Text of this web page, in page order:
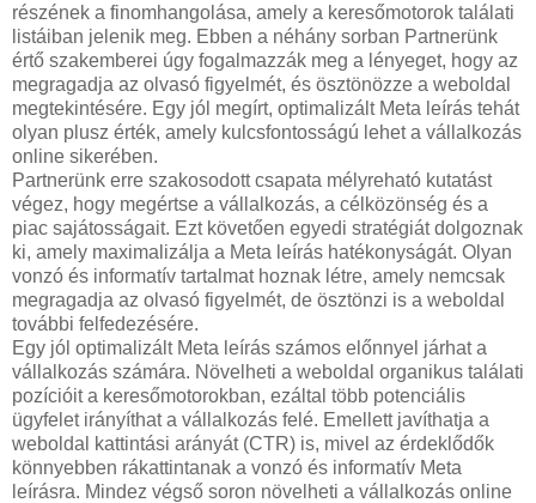
részének a finomhangolása, amely a keresőmotorok találati
listáiban jelenik meg. Ebben a néhány sorban Partnerünk
értő szakemberei úgy fogalmazzák meg a lényeget, hogy az
megragadja az olvasó figyelmét, és ösztönözze a weboldal
megtekintésére. Egy jól megírt, optimalizált Meta leírás tehát
olyan plusz érték, amely kulcsfontosságú lehet a vállalkozás
online sikerében.
Partnerünk erre szakosodott csapata mélyreható kutatást
végez, hogy megértse a vállalkozás, a célközönség és a
piac sajátosságait. Ezt követően egyedi stratégiát dolgoznak
ki, amely maximalizálja a Meta leírás hatékonyságát. Olyan
vonzó és informatív tartalmat hoznak létre, amely nemcsak
megragadja az olvasó figyelmét, de ösztönzi is a weboldal
további felfedezésére.
Egy jól optimalizált Meta leírás számos előnnyel járhat a
vállalkozás számára. Növelheti a weboldal organikus találati
pozícióit a keresőmotorokban, ezáltal több potenciális
ügyfelet irányíthat a vállalkozás felé. Emellett javíthatja a
weboldal kattintási arányát (CTR) is, mivel az érdeklődők
könnyebben rákattintanak a vonzó és informatív Meta
leírásra. Mindez végső soron növelheti a vállalkozás online